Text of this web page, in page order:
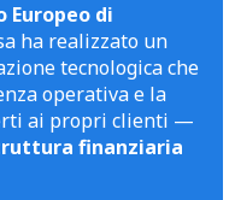
Europeo di
ha realizzato un
tecnologica che
operativa e la
ai propri clienti —
finanziaria